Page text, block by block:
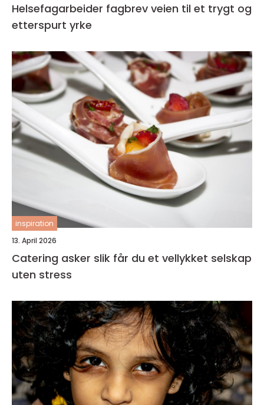
Helsefagarbeider fagbrev veien til et trygt og
etterspurt yrke
inspiration
13. April 2026
Catering asker slik får du et vellykket selskap
uten stress